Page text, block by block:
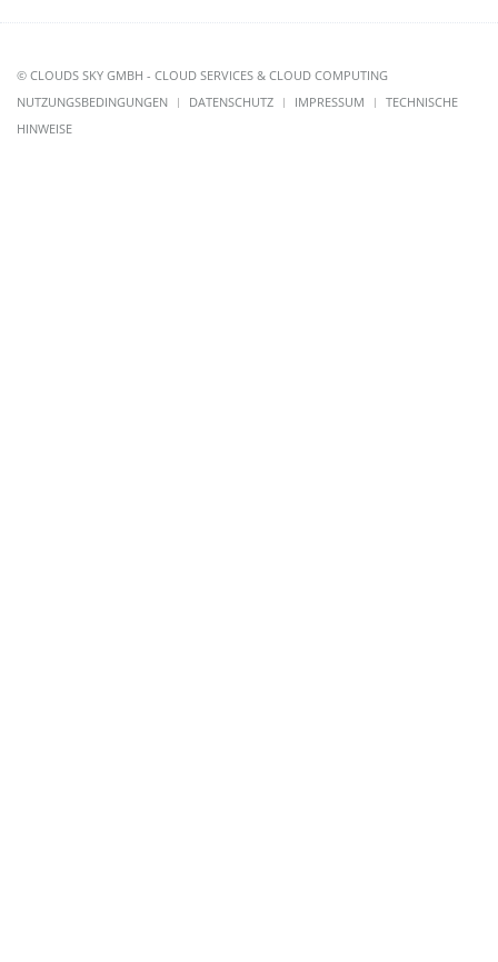
© CLOUDS SKY GMBH - CLOUD SERVICES & CLOUD COMPUTING
NUTZUNGSBEDINGUNGEN
DATENSCHUTZ IMPRESSUM
TECHNISCHE
HINWEISE